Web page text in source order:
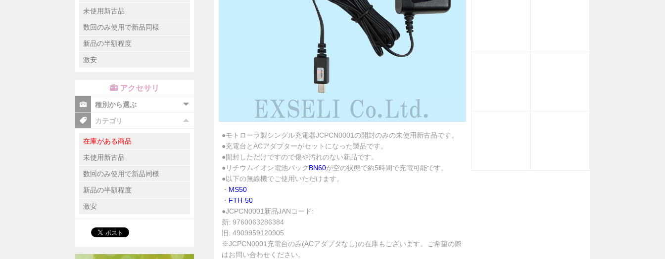
●モトローラ製シングル充電器JCPCN0001の開封のみの未使用新古品です。
●充電台とACアダプターがセットになった製品です。
●開封しただけですので傷や汚れのない新品です。
●リチウムイオン電池パックBN60が空の状態で約5時間で充電可能です。
●以下の無線機でご使用いただけます。
・ MS50
・ FTH-50
●JCPCN0001新品JANコード:
新: 9760063286384
旧: 4909959120905
※JCPCN0001充電台のみ(ACアダプタなし)の在庫もございます。ご希望の際
はお問い合わせください。
未使用新古品
数回のみ使用で新品同様
新品の半額程度
激安
アクセサリ
種別から選ぶ
カテゴリ
在庫がある商品
未使用新古品
数回のみ使用で新品同様
新品の半額程度
激安